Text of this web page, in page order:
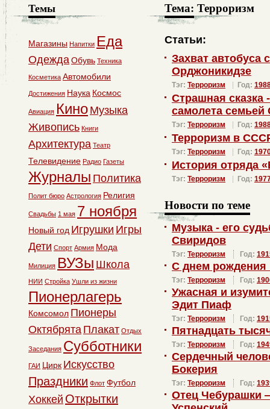
Тема: Терроризм
Статьи:
Захват автобуса
Орджоникидзе
Тэг: Терроризм Год:
Страшная сказка
самолета семьей
Тэг: Терроризм Год:
Терроризм в
Тэг: Терроризм Год:
История отряда
Тэг: Терроризм Год:
Новости по теме
Музыка - его
Свиридов
Тэг: Терроризм Год:
С днем
Тэг: Терроризм Год:
Ужасная и
Эдит Пиаф
Тэг: Терроризм Год:
Пятнадцать
Тэг: Терроризм Год:
Сердечный
Бокерия
Тэг: Терроризм Год:
Отец Чебурашки
Темы
Магазины Напитки Еда
ОдеждаОбувь Техника
Косметика Автомобили
Достижения Наука Космос
Авиация Кино Музыка
Живопись Книги
Архитектура Театр
Телевидение Радио Газеты
Журналы Политика
Полит бюро Астрология Религия
Свадьбы 1 мая 7 ноября
Новый год Игрушки Игры
Дети Спорт Армия Мода
Милиция ВУЗы Школа
НИИ Стройка Ушли из жизни
Пионерлагерь
Комсомол Пионеры
Октябрята Плакат Отдых
Заседания Субботники
ГАИ Цирк Искусство
Праздники Флот Футбол
Хоккей Открытки